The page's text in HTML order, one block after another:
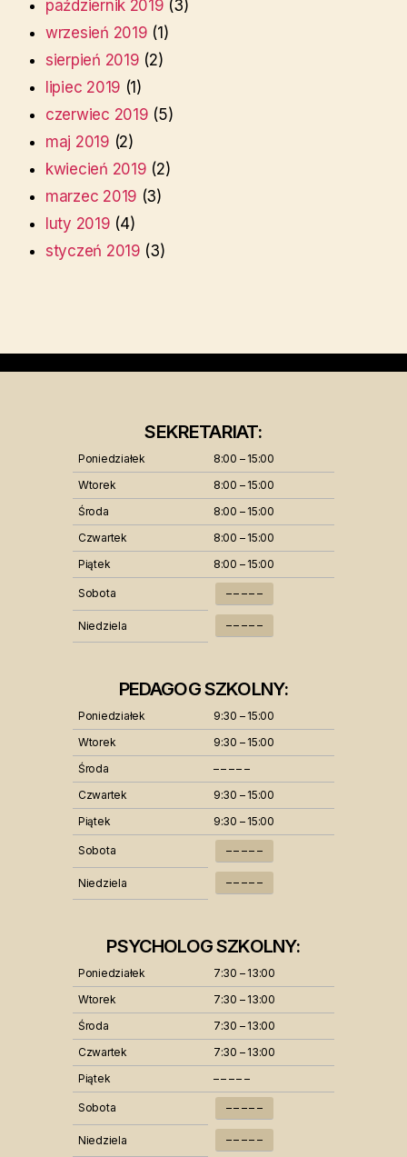
październik 2019 (3)
wrzesień 2019 (1)
sierpień 2019 (2)
lipiec 2019 (1)
czerwiec 2019 (5)
maj 2019 (2)
kwiecień 2019 (2)
marzec 2019 (3)
luty 2019 (4)
styczeń 2019 (3)
SEKRETARIAT:
Poniedziałek
8:00 – 15:00
Wtorek
8:00 – 15:00
Środa
8:00 – 15:00
Czwartek
8:00 – 15:00
Piątek
8:00 – 15:00
Sobota – – – – –
Niedziela – – – – –
PEDAGOG SZKOLNY:
Poniedziałek
9:30 – 15:00
Wtorek
9:30 – 15:00
Środa
– – – – –
Czwartek
9:30 – 15:00
Piątek
9:30 – 15:00
Sobota – – – – –
Niedziela – – – – –
PSYCHOLOG SZKOLNY:
Poniedziałek
7:30 – 13:00
Wtorek
7:30 – 13:00
Środa
7:30 – 13:00
Czwartek
7:30 – 13:00
Piątek
– – – – –
Sobota – – – – –
Niedziela – – – – –